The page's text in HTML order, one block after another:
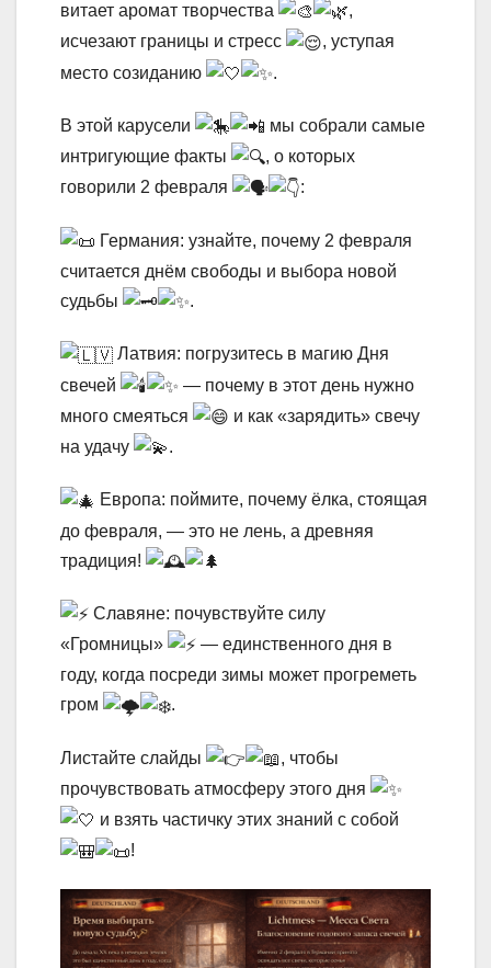
витает аромат творчества
,
исчезают границы и стресс
, уступая
место созиданию
.
В этой карусели
мы собрали самые
интригующие факты
, о которых
говорили 2 февраля
:
Германия: узнайте, почему 2 февраля
считается днём свободы и выбора новой
судьбы
.
Латвия: погрузитесь в магию Дня
свечей
— почему в этот день нужно
много смеяться
и как «зарядить» свечу
на удачу
.
Европа: поймите, почему ёлка, стоящая
до февраля, — это не лень, а древняя
традиция!
Славяне: почувствуйте силу
«Громницы»
— единственного дня в
году, когда посреди зимы может прогреметь
гром
.
Листайте слайды
, чтобы
прочувствовать атмосферу этого дня
и взять частичку этих знаний с собой
!